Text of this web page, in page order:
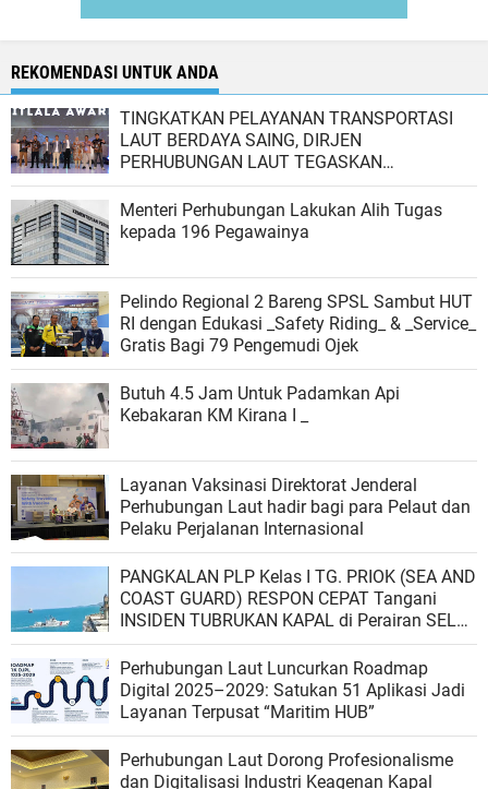
REKOMENDASI UNTUK ANDA
TINGKATKAN PELAYANAN TRANSPORTASI
LAUT BERDAYA SAING, DIRJEN
PERHUBUNGAN LAUT TEGASKAN
PENTINGNYA KOLABORASI DAN SINERGI
DENGAN STAKEHOLDER
Menteri Perhubungan Lakukan Alih Tugas
kepada 196 Pegawainya
Pelindo Regional 2 Bareng SPSL Sambut HUT
RI dengan Edukasi _Safety Riding_ & _Service_
Gratis Bagi 79 Pengemudi Ojek
Butuh 4.5 Jam Untuk Padamkan Api
Layanan Vaksinasi Direktorat Jenderal
Perhubungan Laut hadir bagi para Pelaut dan
Pelaku Perjalanan Internasional
PANGKALAN PLP Kelas I TG. PRIOK (SEA AND
COAST GUARD) RESPON CEPAT Tangani
INSIDEN TUBRUKAN KAPAL di Perairan SELAT
SUNDA
Perhubungan Laut Luncurkan Roadmap
Digital 2025–2029: Satukan 51 Aplikasi Jadi
Layanan Terpusat “Maritim HUB”
Perhubungan Laut Dorong Profesionalisme
dan Digitalisasi Industri Keagenan Kapal